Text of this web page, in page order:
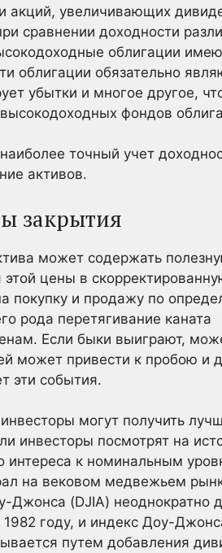
акций, увеличивающих
сравнении доходности
облигации
облигации обязательно
убытки и многое другое,
фондов
точный учет
активов.
закрытия
может содержать
цены в
покупку и продажу по
рода перетягивание каната
Если быки выиграют,
может привести к пробою и
эти события.
могут получить
инвесторы посмотрят на
интереса к номинальным
на вековом медвежьем
(DJIA) неоднократно
году, и индекс Доу-
путем добавления